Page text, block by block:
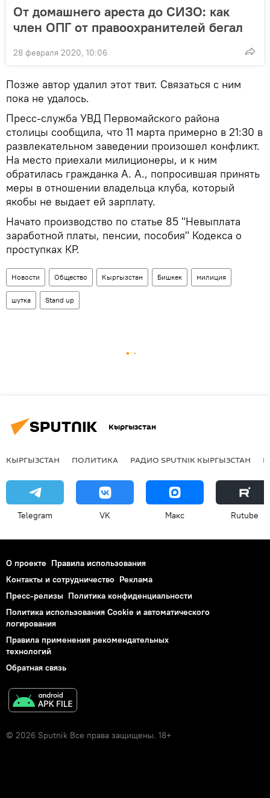
От домашнего ареста до СИЗО: как
член ОПГ от правоохранителей бегал
28 февраля 2020, 10:06
Позже автор удалил этот твит. Связаться с ним
пока не удалось.
Пресс-служба УВД Первомайского района
столицы сообщила, что 11 марта примерно в 21:30 в
развлекательном заведении произошел конфликт.
На место приехали милиционеры, и к ним
обратилась гражданка А. А., попросившая принять
меры в отношении владельца клуба, который
якобы не выдает ей зарплату.
Начато производство по статье 85 "Невыплата
заработной платы, пенсии, пособия" Кодекса о
проступках КР.
Новости Общество Кыргызстан Бишкек милиция
шутка Stand up
Кыргызстан
КЫРГЫЗСТАН ПОЛИТИКА РАДИО SPUTNIK КЫРГЫЗСТАН
Telegram VK Макс Rutube
О проекте Правила использования
Контакты и сотрудничество Реклама
Пресс-релизы Политика конфиденциальности
Политика использования Cookie и автоматического
логирования
Правила применения рекомендательных
технологий
Обратная связь
© 2026 Sputnik Все права защищены. 18+